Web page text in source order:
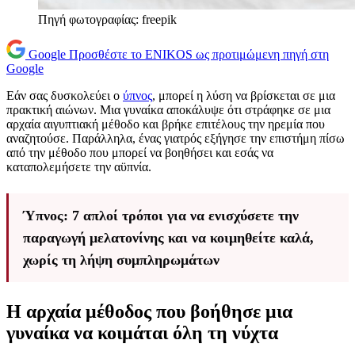
Πηγή φωτογραφίας: freepik
Google Προσθέστε το ENIKOS ως προτιμώμενη πηγή στη
Google
Εάν σας δυσκολεύει ο ύπνος, μπορεί η λύση να βρίσκεται σε μια
πρακτική αιώνων. Μια γυναίκα αποκάλυψε ότι στράφηκε σε μια
αρχαία αιγυπτιακή μέθοδο και βρήκε επιτέλους την ηρεμία που
αναζητούσε. Παράλληλα, ένας γιατρός εξήγησε την επιστήμη πίσω
από την μέθοδο που μπορεί να βοηθήσει και εσάς να
καταπολεμήσετε την αϋπνία.
Ύπνος: 7 απλοί τρόποι για να ενισχύσετε την
παραγωγή μελατονίνης και να κοιμηθείτε καλά,
χωρίς τη λήψη συμπληρωμάτων
Η αρχαία μέθοδος που βοήθησε μια
γυναίκα να κοιμάται όλη τη νύχτα